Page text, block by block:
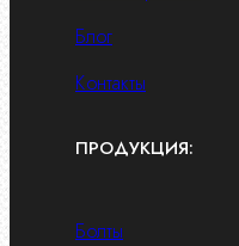
Блог
Контакты
ПРОДУКЦИЯ:
Болты